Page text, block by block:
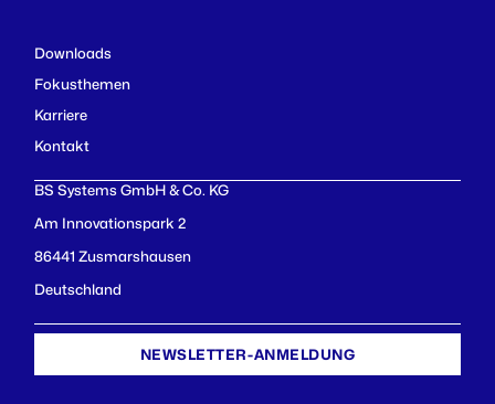
Downloads
Fokusthemen
Karriere
Kontakt
BS Systems GmbH & Co. KG
Am Innovationspark 2
86441 Zusmarshausen
Deutschland
NEWSLETTER-ANMELDUNG